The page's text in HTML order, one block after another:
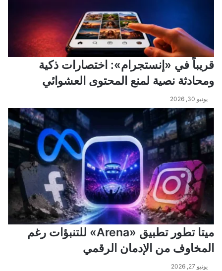
قريباً في «إنستجرام»: اختصارات ذكية
ومحادثة نصية لمنع المحتوى العشوائي
يونيو 30, 2026
ميتا تطور تطبيق «Arena» للتنبؤات رغم
المخاوف من الإدمان الرقمي
يونيو 27, 2026